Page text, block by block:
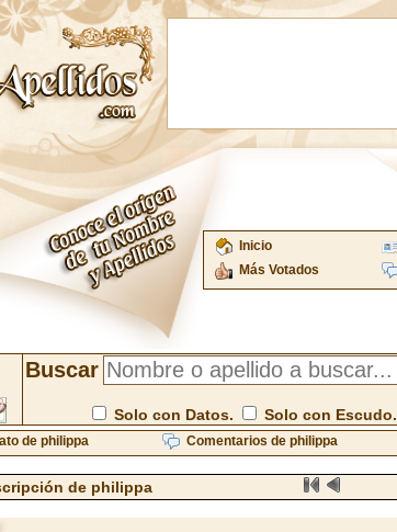
Inicio
Más Votados
Buscar
Solo con Datos. Solo con Escudo.
de philippa Comentarios de philippa
de philippa